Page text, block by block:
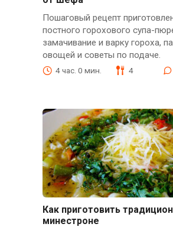
Пошаговый рецепт
постного горохового супа-
замачивание и варку гороха,
овощей и советы по подаче.
4 час. 0 мин. 4
Как приготовить
минестроне